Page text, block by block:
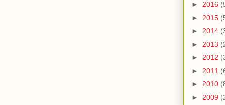
► 2016
► 2015
► 2014
► 2013
► 2012
► 2011
► 2010
► 2009